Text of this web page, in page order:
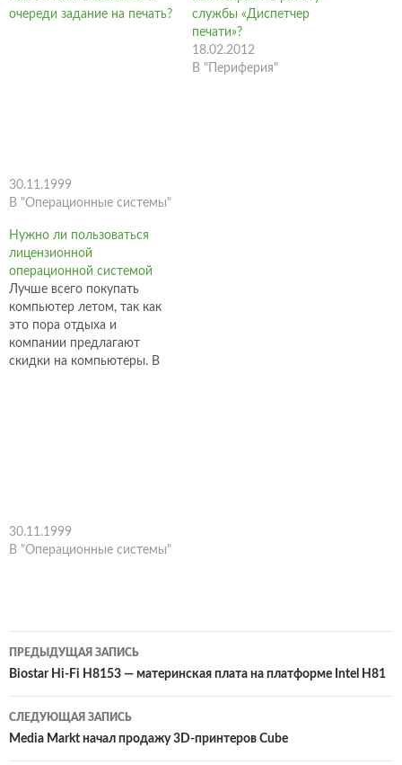
очереди задание на печать?
30.11.1999
В "Операционные системы"
службы «Диспетчер
печати»?
18.02.2012
В "Периферия"
Нужно ли пользоваться
лицензионной
операционной системой
Лучше всего покупать
компьютер летом, так как
это пора отдыха и
компании предлагают
скидки на компьютеры. В
лучше эти деньги вложить
в более дорогостоящие
комплектующие
30.11.1999
В "Операционные системы"
Навигация
по
записям
ПРЕДЫДУЩАЯ ЗАПИСЬ
Biostar Hi-Fi H8153 — материнская плата на платформе Intel H81
СЛЕДУЮЩАЯ ЗАПИСЬ
Media Markt начал продажу 3D-принтеров Cube